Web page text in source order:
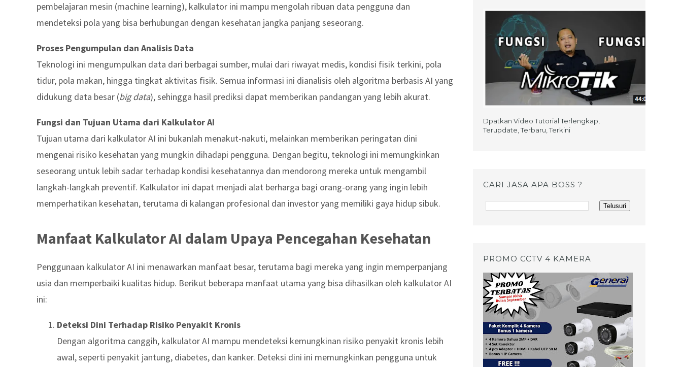
pembelajaran mesin (machine learning), kalkulator ini mampu mengolah ribuan data pengguna dan
mendeteksi pola yang bisa berhubungan dengan kesehatan jangka panjang seseorang.
Proses Pengumpulan dan Analisis Data
Teknologi ini mengumpulkan data dari berbagai sumber, mulai dari riwayat medis, kondisi fisik terkini, pola
tidur, pola makan, hingga tingkat aktivitas fisik. Semua informasi ini dianalisis oleh algoritma berbasis AI yang
didukung data besar (big data), sehingga hasil prediksi dapat memberikan pandangan yang lebih akurat.
Fungsi dan Tujuan Utama dari Kalkulator AI
Tujuan utama dari kalkulator AI ini bukanlah menakut-nakuti, melainkan memberikan peringatan dini
mengenai risiko kesehatan yang mungkin dihadapi pengguna. Dengan begitu, teknologi ini memungkinkan
seseorang untuk lebih sadar terhadap kondisi kesehatannya dan mendorong mereka untuk mengambil
langkah-langkah preventif. Kalkulator ini dapat menjadi alat berharga bagi orang-orang yang ingin lebih
memperhatikan kesehatan, terutama di kalangan profesional dan investor yang memiliki gaya hidup sibuk.
Manfaat Kalkulator AI dalam Upaya Pencegahan Kesehatan
Penggunaan kalkulator AI ini menawarkan manfaat besar, terutama bagi mereka yang ingin memperpanjang
usia dan memperbaiki kualitas hidup. Berikut beberapa manfaat utama yang bisa dihasilkan oleh kalkulator AI
ini:
Deteksi Dini Terhadap Risiko Penyakit Kronis
Dengan algoritma canggih, kalkulator AI mampu mendeteksi kemungkinan risiko penyakit kronis lebih
awal, seperti penyakit jantung, diabetes, dan kanker. Deteksi dini ini memungkinkan pengguna untuk
Dpatkan Video Tutorial Terlengkap,
Terupdate, Terbaru, Terkini
CARI JASA APA BOSS ?
PROMO CCTV 4 KAMERA